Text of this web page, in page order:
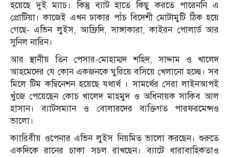
হয়েছে দুই ম্যাচ। কিন্তু ব্যাট হাতে কিছু করতে পারেননি এ
প্রোটিয়া। কাজেই এখন ঢাকার পাঁচ বিদেশী মোটামুটি ঠিক হয়ে
গেছে- এভিন লুইস, আফ্রিদি, সাঙ্গাকারা, কাইরন পোলার্ড আর
সুনিল নারিন।
আর স্থানীয় তিন পেসার-মোহাম্মদ শহিদ, সাদ্দাম ও খালেদ
আহমেদের যে কোন একজনকে ঘুরিয়ে বসিয়ে খেলানো হচ্ছে। সব
মিলে টিম কম্বিনেশন হয়েছে যথার্থ । সামর্থের সেরা লাইনআপই
খুঁজে পেয়েছেন কোচ খালেদ মাহমুদ ও অধিনায়ক সাকিব আল
হাসান। ব্যাটসম্যান ও বোলারদের ব্যক্তিগত পারফরমেন্সও
ভালো।
ক্যারিবীয় ওপেনার এভিন লুইস নিয়মিত ভালো করছেন। শুরুতে
একদিকে রানের চাকা সচল রাখছেন। ব্যাটে ধারাবাহিকতাও